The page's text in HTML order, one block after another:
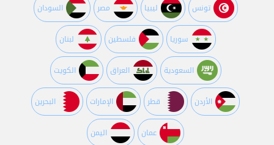
تونس ليبيا مصر السودان
سوريا فلسطين لبنان
السعودية العراق الكويت
اﻷردن قطر اﻹمارات البحرين
عمان اليمن